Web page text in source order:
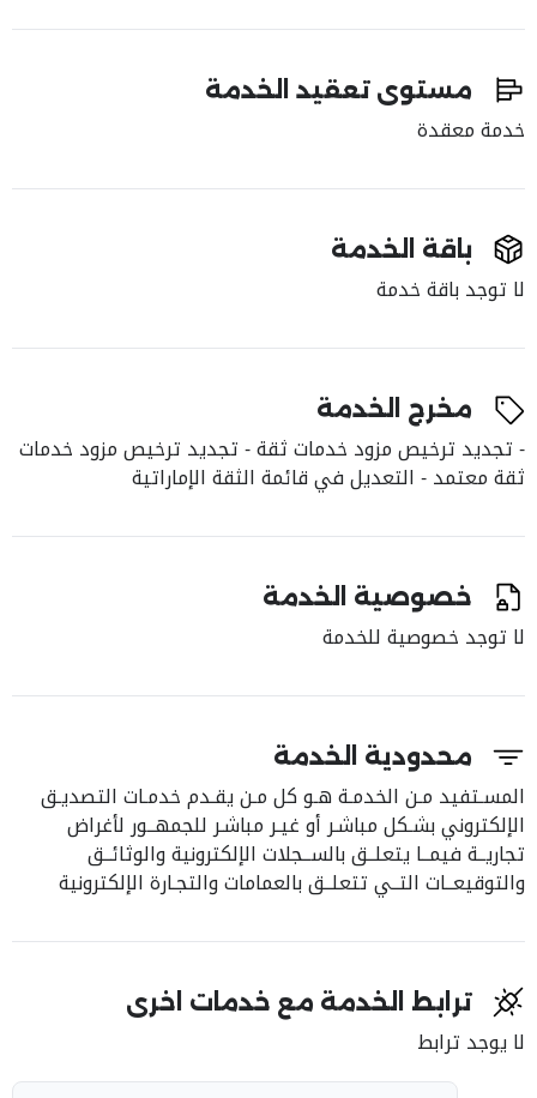
مستوى تعقيد الخدمة
خدمة معقدة
باقة الخدمة
لا توجد باقة خدمة
مخرج الخدمة
- تجديد ترخيص مزود خدمات ثقة - تجديد ترخيص مزود خدمات
ثقة معتمد - التعديل في قائمة الثقة الإماراتية
خصوصية الخدمة
لا توجد خصوصية للخدمة
محدودية الخدمة
المسـتفيد مـن الخدمـة هـو كل مـن يقـدم خدمـات التصديـق
الإلكتروني بشـكل مباشـر أو غيـر مباشـر للجمهــور لأغراض
تجاريــة فيمــا يتعلــق بالســجلات الإلكترونية والوثائــق
والتوقيعــات التــي تتعلــق بالعمامات والتجـارة الإلكترونية
ترابط الخدمة مع خدمات اخرى
لا يوجد ترابط